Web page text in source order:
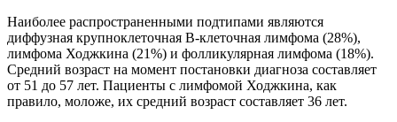
Наиболее распространенными подтипами являются
диффузная крупноклеточная В-клеточная лимфома (28%),
лимфома Ходжкина (21%) и фолликулярная лимфома (18%).
Средний возраст на момент постановки диагноза составляет
от 51 до 57 лет. Пациенты с лимфомой Ходжкина, как
правило, моложе, их средний возраст составляет 36 лет.